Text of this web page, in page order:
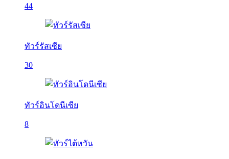
44
ทัวร์รัสเซีย
30
ทัวร์อินโดนีเซีย
8